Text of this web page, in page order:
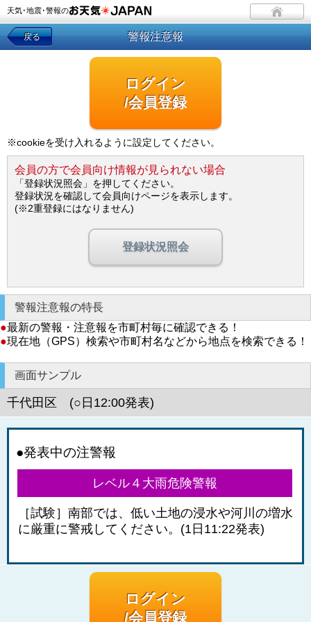
天気･地震･警報の
戻る 警報注意報
ログイン
/会員登録
※cookieを受け入れるように設定してください。
会員の方で会員向け情報が見られない場合
「登録状況照会」を押してください。
登録状況を確認して会員向けページを表示します。
(※2重登録にはなりません)
登録状況照会
警報注意報の特長
●最新の警報・注意報を市町村毎に確認できる！
●現在地（GPS）検索や市町村名などから地点を検索できる！
画面サンプル
千代田区 (○日12:00発表)
●発表中の注警報
レベル４大雨危険警報
［試験］南部では、低い土地の浸水や河川の増水
に厳重に警戒してください。(1日11:22発表)
ログイン
/会員登録